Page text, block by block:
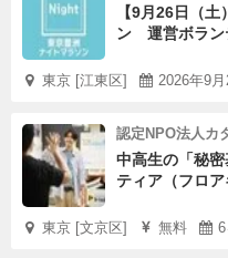
い。
【9月26日（
ン 運営ボラン
東京 [江東区] 2026年9
認定NPO法人カ
中高生の「秘
ティア（フロア
東京 [文京区] 無料